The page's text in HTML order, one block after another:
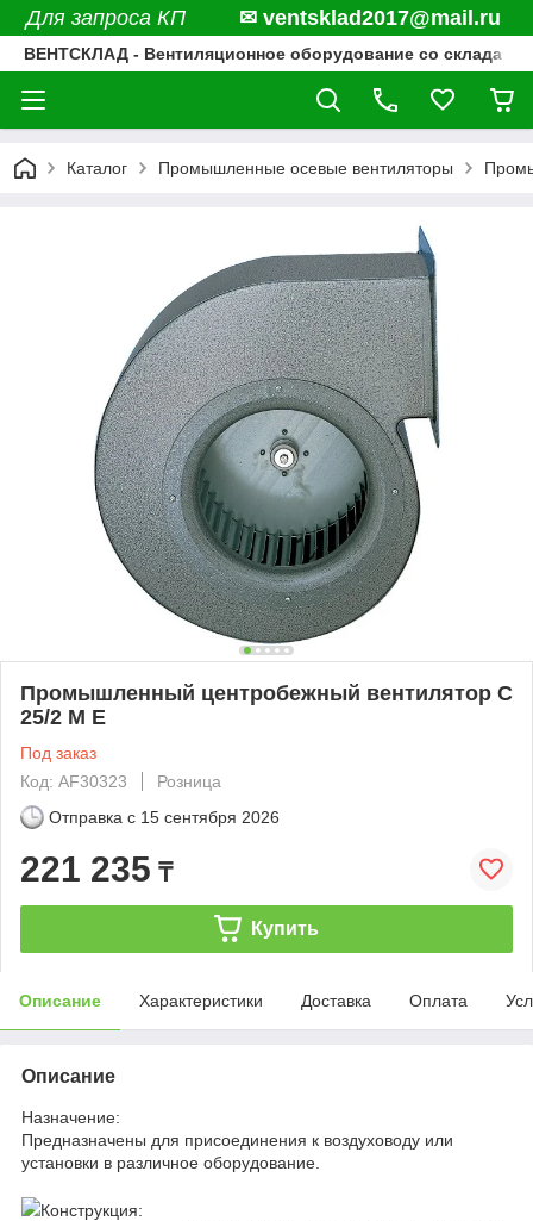
Для запроса КП ✉ ventsklad2017@mail.ru
ВЕНТСКЛАД - Вентиляционное оборудование со склада
Каталог Промышленные осевые вентиляторы
Промышленный центробежный вентилятор C
25/2 M E
Под заказ
Код: AF30323
Розница
Отправка с 15 сентября 2026
221 235 ₸
Купить
Описание Характеристики Доставка Оплата
Описание
Назначение:
Предназначены для присоединения к воздуховоду или
установки в различное оборудование.
Конструкция: